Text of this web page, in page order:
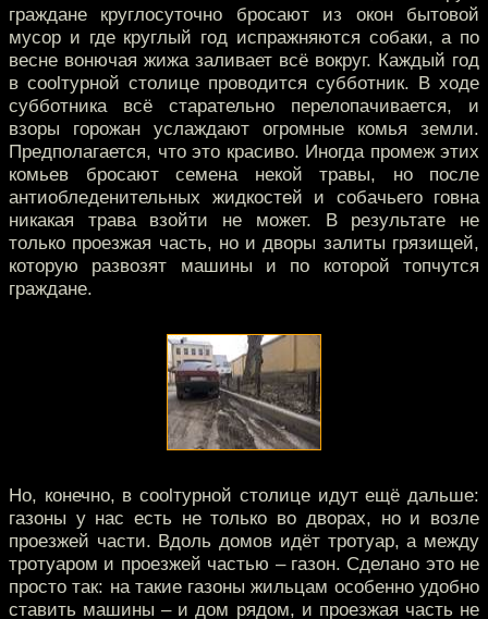
граждане круглосуточно бросают из окон бытовой
мусор и где круглый год испражняются собаки, а по
весне вонючая жижа заливает всё вокруг. Каждый год
в coolтурной столице проводится субботник. В ходе
субботника всё старательно перелопачивается, и
взоры горожан услаждают огромные комья земли.
Предполагается, что это красиво. Иногда промеж этих
комьев бросают семена некой травы, но после
антиобледенительных жидкостей и собачьего говна
никакая трава взойти не может. В результате не
только проезжая часть, но и дворы залиты грязищей,
которую развозят машины и по которой топчутся
граждане.
Но, конечно, в coolтурной столице идут ещё дальше:
газоны у нас есть не только во дворах, но и возле
проезжей части. Вдоль домов идёт тротуар, а между
тротуаром и проезжей частью – газон. Сделано это не
просто так: на такие газоны жильцам особенно удобно
ставить машины – и дом рядом, и проезжая часть не